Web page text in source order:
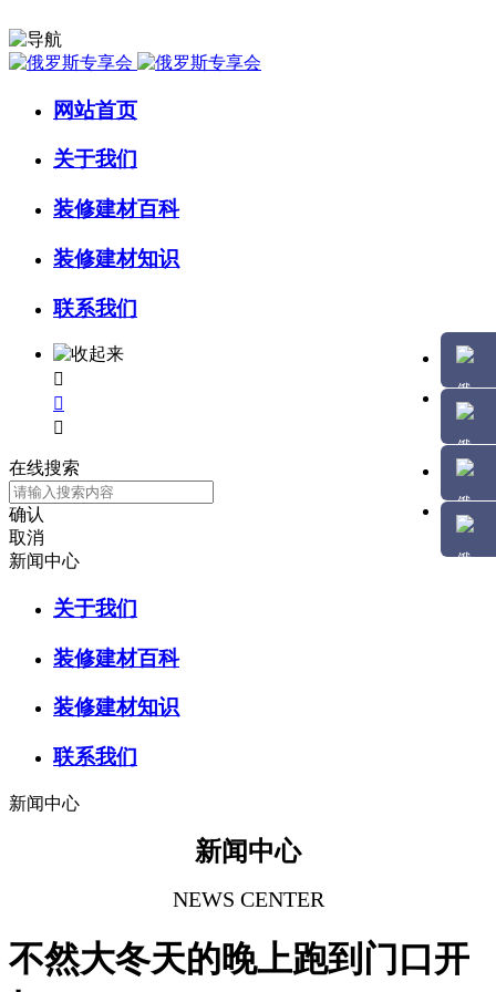
网站首页
关于我们
装修建材百科
装修建材知识
联系我们



在线搜索
确认
取消
新闻中心
关于我们
装修建材百科
装修建材知识
联系我们
新闻中心
新闻中心
NEWS CENTER
不然大冬天的晚上跑到门口开